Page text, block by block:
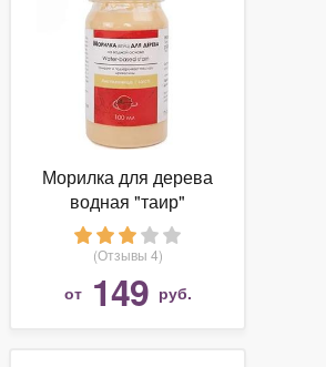
Морилка для дерева
водная "таир"
Лиственница 100мл
(Отзывы 4)
от 149 руб.